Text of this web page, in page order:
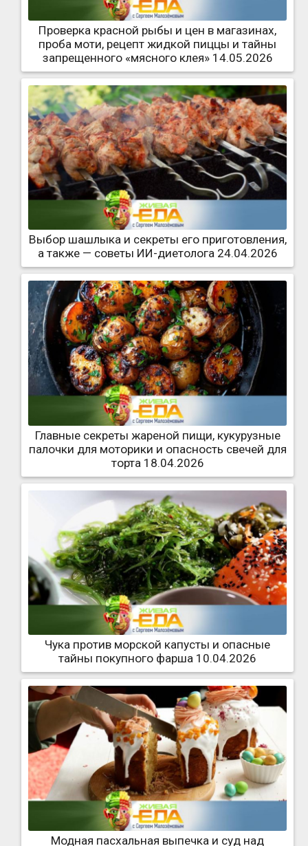
Проверка красной рыбы и цен в магазинах,
проба моти, рецепт жидкой пиццы и тайны
запрещенного «мясного клея» 14.05.2026
Выбор шашлыка и секреты его приготовления,
а также — советы ИИ-диетолога 24.04.2026
Главные секреты жареной пищи, кукурузные
палочки для моторики и опасность свечей для
торта 18.04.2026
Чука против морской капусты и опасные
тайны покупного фарша 10.04.2026
Модная пасхальная выпечка и суд над